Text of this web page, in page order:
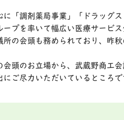
「調剤薬局事業」「ドラッグ
プを率いて幅広い医療サービス
所の会頭も務められており、昨
会頭のお立場から、武蔵野商工
ご尽力いただいているところで